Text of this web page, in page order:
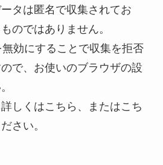
タは匿名で収集されてお
のではありません。
効にすることで収集を拒否
で、お使いのブラウザの設
しくはこちら、またはこち
さい。